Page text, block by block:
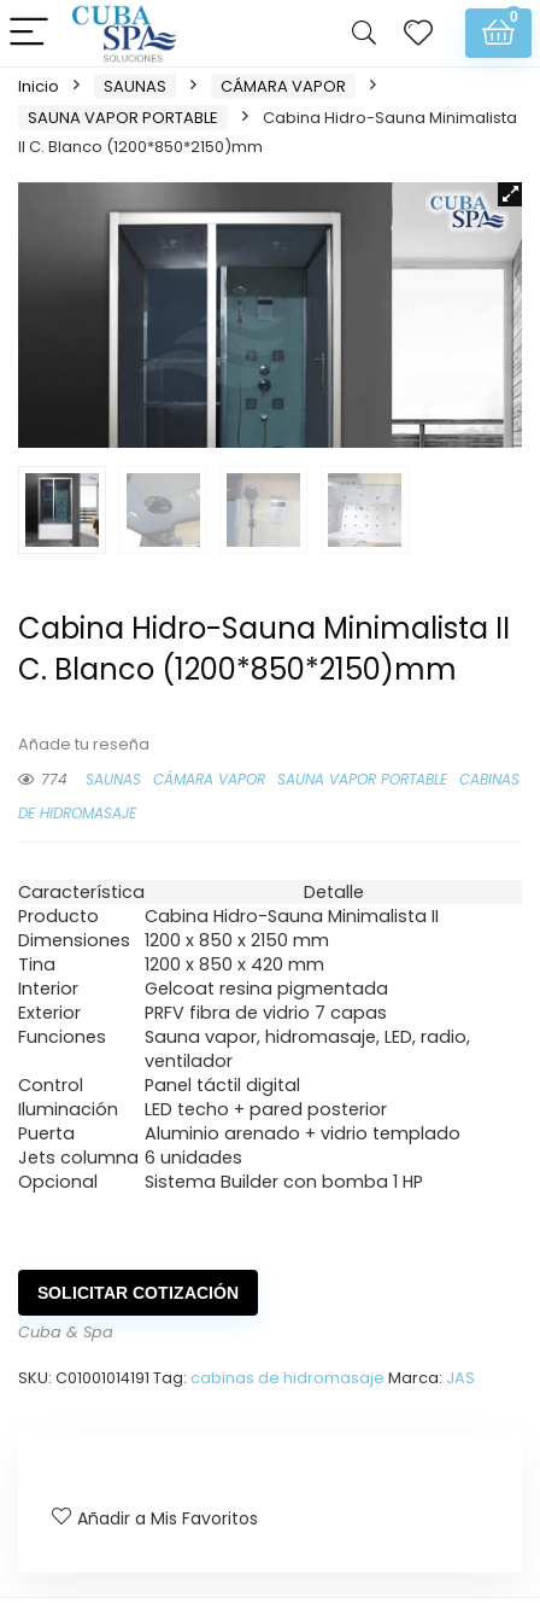
0
Inicio SAUNAS
CÁMARA VAPOR
SAUNA VAPOR PORTABLE
Cabina Hidro-Sauna Minimalista
II C. Blanco (1200*850*2150)mm
Cabina Hidro-Sauna Minimalista II
C. Blanco (1200*850*2150)mm
Añade tu reseña
774
SAUNAS CÁMARA VAPOR SAUNA VAPOR PORTABLE CABINAS
DE HIDROMASAJE
Característica
Detalle
Producto
Cabina Hidro-Sauna Minimalista II
Dimensiones
1200 x 850 x 2150 mm
Tina
1200 x 850 x 420 mm
Interior
Gelcoat resina pigmentada
Exterior
PRFV fibra de vidrio 7 capas
Funciones
Sauna vapor, hidromasaje, LED, radio,
ventilador
Control
Panel táctil digital
Iluminación
LED techo + pared posterior
Puerta
Aluminio arenado + vidrio templado
Jets columna 6 unidades
Opcional
Sistema Builder con bomba 1 HP
SOLICITAR COTIZACIÓN
Cuba & Spa
SKU: C01001014191 Tag: cabinas de hidromasaje Marca: JAS
Añadir a Mis Favoritos